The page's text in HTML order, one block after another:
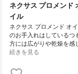
ネクサス プロメンド
イル
ネクサス プロメンド オ
のお手入れはしているつ
方には広がりや乾燥を
続きを見る